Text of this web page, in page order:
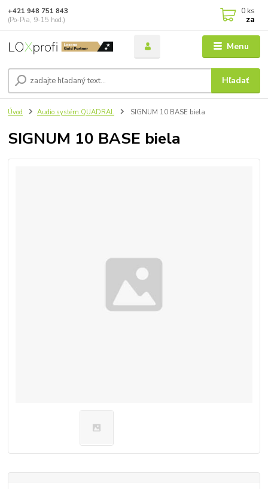
Menu
Hľadať
+421 948 751 843
(Po-Pia, 9-15 hod.)
0 ks
za
Úvod Audio systém QUADRAL SIGNUM 10 BASE biela
SIGNUM 10 BASE biela